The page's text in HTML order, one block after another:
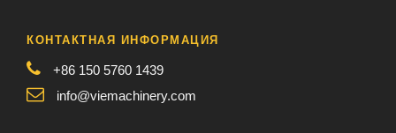
КОНТАКТНАЯ ИНФОРМАЦИЯ
+86 150 5760 1439
info@viemachinery.com